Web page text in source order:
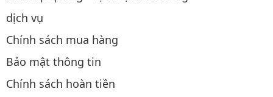
dịch vụ
Chính sách mua hàng
Bảo mật thông tin
Chính sách hoàn tiền